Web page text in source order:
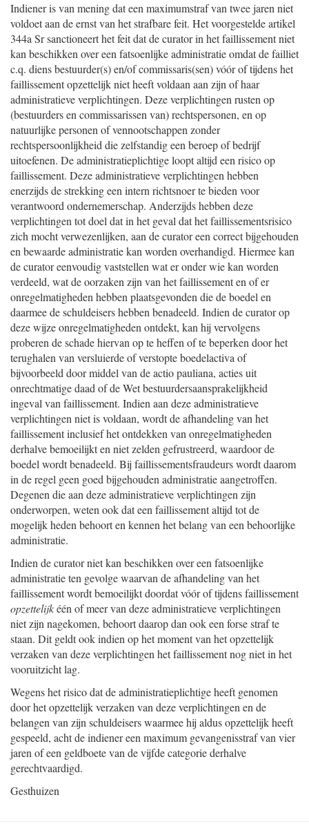
Indiener is van mening dat een maximumstraf van twee jaren niet
voldoet aan de ernst van het strafbare feit. Het voorgestelde artikel
344a Sr sanctioneert het feit dat de curator in het faillissement niet
kan beschikken over een fatsoenlijke administratie omdat de failliet
c.q. diens bestuurder(s) en/of commissaris(sen) vóór of tijdens het
faillissement opzettelijk niet heeft voldaan aan zijn of haar
administratieve verplichtingen. Deze verplichtingen rusten op
(bestuurders en commissarissen van) rechtspersonen, en op
natuurlijke personen of vennootschappen zonder
rechtspersoonlijkheid die zelfstandig een beroep of bedrijf
uitoefenen. De administratieplichtige loopt altijd een risico op
faillissement. Deze administratieve verplichtingen hebben
enerzijds de strekking een intern richtsnoer te bieden voor
verantwoord ondernemerschap. Anderzijds hebben deze
verplichtingen tot doel dat in het geval dat het faillissementsrisico
zich mocht verwezenlijken, aan de curator een correct bijgehouden
en bewaarde administratie kan worden overhandigd. Hiermee kan
de curator eenvoudig vaststellen wat er onder wie kan worden
verdeeld, wat de oorzaken zijn van het faillissement en of er
onregelmatigheden hebben plaatsgevonden die de boedel en
daarmee de schuldeisers hebben benadeeld. Indien de curator op
deze wijze onregelmatigheden ontdekt, kan hij vervolgens
proberen de schade hiervan op te heffen of te beperken door het
terughalen van versluierde of verstopte boedelactiva of
bijvoorbeeld door middel van de actio pauliana, acties uit
onrechtmatige daad of de Wet bestuurdersaansprakelijkheid
ingeval van faillissement. Indien aan deze administratieve
verplichtingen niet is voldaan, wordt de afhandeling van het
faillissement inclusief het ontdekken van onregelmatigheden
derhalve bemoeilijkt en niet zelden gefrustreerd, waardoor de
boedel wordt benadeeld. Bij faillissementsfraudeurs wordt daarom
in de regel geen goed bijgehouden administratie aangetroffen.
Degenen die aan deze administratieve verplichtingen zijn
onderworpen, weten ook dat een faillissement altijd tot de
mogelijk heden behoort en kennen het belang van een behoorlijke
administratie.
Indien de curator niet kan beschikken over een fatsoenlijke
administratie ten gevolge waarvan de afhandeling van het
faillissement wordt bemoeilijkt doordat vóór of tijdens faillissement
opzettelijkéén of meer van deze administratieve verplichtingen
niet zijn nagekomen, behoort daarop dan ook een forse straf te
staan. Dit geldt ook indien op het moment van het opzettelijk
verzaken van deze verplichtingen het faillissement nog niet in het
vooruitzicht lag.
Wegens het risico dat de administratieplichtige heeft genomen
door het opzettelijk verzaken van deze verplichtingen en de
belangen van zijn schuldeisers waarmee hij aldus opzettelijk heeft
gespeeld, acht de indiener een maximum gevangenisstraf van vier
jaren of een geldboete van de vijfde categorie derhalve
gerechtvaardigd.
Gesthuizen